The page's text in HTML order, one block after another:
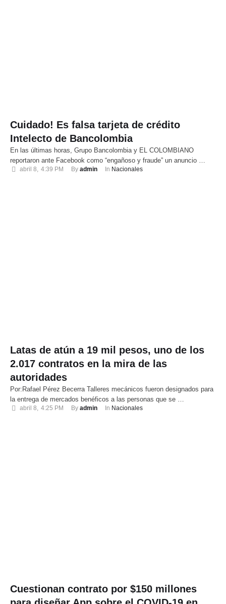
Cuidado! Es falsa tarjeta de crédito
Intelecto de Bancolombia
En las últimas horas, Grupo Bancolombia y EL COLOMBIANO
reportaron ante Facebook como “engañoso y fraude” un anuncio …
abril 8, 4:39 PM By admin In Nacionales
Latas de atún a 19 mil pesos, uno de los
2.017 contratos en la mira de las
autoridades
Por:Rafael Pérez Becerra Talleres mecánicos fueron designados para
la entrega de mercados benéficos a las personas que se …
abril 8, 4:25 PM By admin In Nacionales
Cuestionan contrato por $150 millones